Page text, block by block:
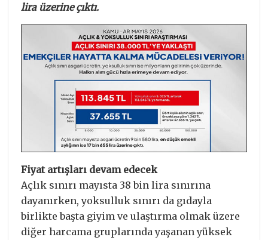
lira üzerine çıktı.
Fiyat artışları devam edecek
Açlık sınırı mayısta 38 bin lira sınırına
dayanırken, yoksulluk sınırı da gıdayla
birlikte başta giyim ve ulaştırma olmak üzere
diğer harcama gruplarında yaşanan yüksek